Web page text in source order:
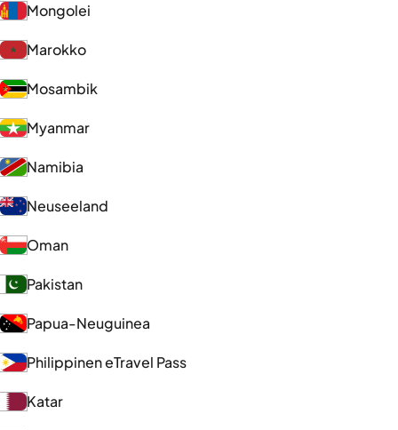
Mongolei
Marokko
Mosambik
Myanmar
Namibia
Neuseeland
Oman
Pakistan
Papua-Neuguinea
Philippinen eTravel Pass
Katar